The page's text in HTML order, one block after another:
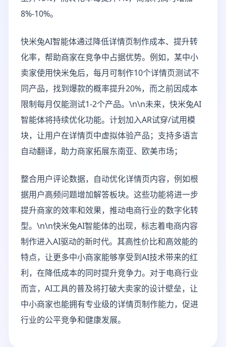
8%-10%。
快米兔AI智能体通过降低详情页制作成本、提升转
化率，帮助商家在竞争中占据优势。例如，某中小
卖家使用快米兔后，每月可制作10个详情页测试不
同产品，找到爆款的概率提升20%，而之前因成本
限制每月仅能测试1-2个产品。\n\n未来，快米兔AI
智能体将持续优化功能。计划加入AR试穿/试用模
块，让用户在详情页中虚拟体验产品；支持多语言
自动翻译，助力商家拓展东南亚、欧美市场；
整合用户评论数据，自动优化详情页内容，例如根
据用户高频问题增加解答板块。这些功能将进一步
提升商家的效率和效果，推动电商行业的数字化转
型。\n\n快米兔AI智能体的出现，标志着电商内容
制作进入AI驱动的新时代。其高性价比和高效能的
特点，让更多中小商家能够享受到AI技术带来的红
利，在降低成本的同时提升竞争力。对于电商行业
而言，AI工具的普及将打破大卖家的设计壁垒，让
中小商家也能拥有专业级的详情页制作能力，促进
行业的公平竞争和健康发展。